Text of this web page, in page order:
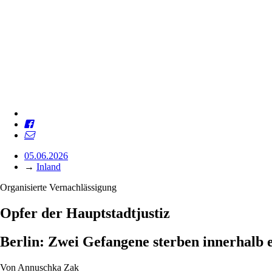
05.06.2026
→ Inland
Organisierte Vernachlässigung
Opfer der Hauptstadtjustiz
Berlin: Zwei Gefangene sterben innerhalb
Von Annuschka Zak